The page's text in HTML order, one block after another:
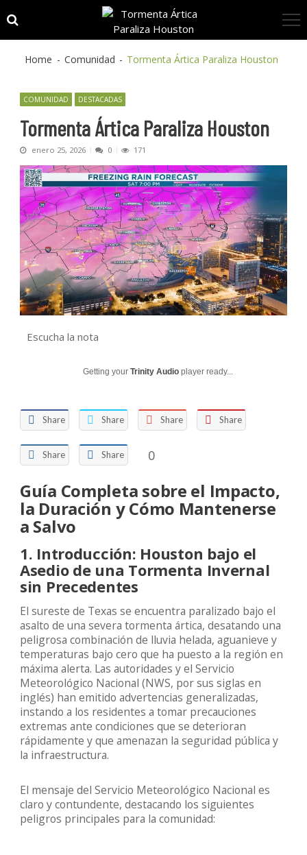
to
navigation
to
content
Home Comunidad Tormenta Ártica Paraliza Houston
COMUNIDAD DESTACADAS
Tormenta Ártica Paraliza Houston
enero 25, 2026 0 171
Escucha la nota
Getting your Trinity Audio player ready...
Share Share Share Share
Share Share 0
Guía Completa sobre el Impacto,
la Duración y Cómo Mantenerse
a Salvo
1. Introducción: Houston bajo el
Asedio de una Tormenta Invernal
sin Precedentes
El sureste de Texas se encuentra paralizado bajo el
asalto de una severa tormenta ártica, desatando una
peligrosa combinación de lluvia helada, aguanieve y
temperaturas bajo cero que ha puesto a la región en
máxima alerta. Las autoridades y el Servicio
Meteorológico Nacional (NWS, por sus siglas en
inglés) han emitido advertencias generalizadas,
instando a los residentes a tomar precauciones
extremas ante condiciones que se deterioran
rápidamente y que amenazan la seguridad pública y
la infraestructura.
El mensaje del Servicio Meteorológico Nacional es
claro y contundente, destacando los siguientes
peligros principales para la comunidad: